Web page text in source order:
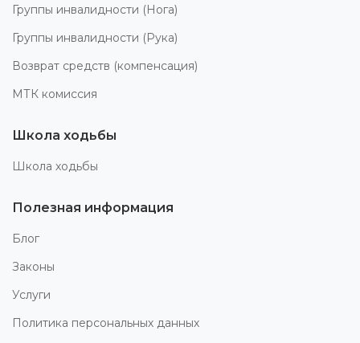
Группы инвалидности (Нога)
Группы инвалидности (Рука)
Возврат средств (компенсация)
МТК комиссия
Школа ходьбы
Школа ходьбы
Полезная информация
Блог
Законы
Услуги
Политика персональных данных